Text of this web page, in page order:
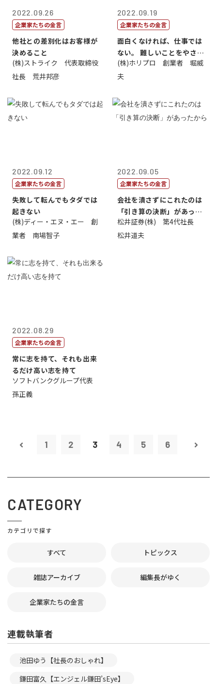
2022.09.26
企業家たちの金言
他社との差別化はお客様が
決めること
(株)ストライク 代表取締役
社長 荒井邦彦
2022.09.19
企業家たちの金言
面白くなければ、仕事では
ない。 難しいことをやさし
く。やさし...
(株)ホリプロ 創業者 堀威
夫
2022.09.12
企業家たちの金言
失敗して転んでもタダでは
起きない
(株)ディー・エヌ・エー 創
業者 南場智子
2022.09.05
企業家たちの金言
会社を潰さずにこれたのは
「引き算の決断」があった
から
松井証券(株) 第4代社長
松井道夫
2022.08.29
企業家たちの金言
常に志を持て、それも出来
るだけ高い志を持て
ソフトバンクグループ代表
孫正義
1 2 3 4 5 6
CATEGORY
カテゴリで探す
すべて トピックス
雑誌アーカイブ 編集長がゆく
企業家たちの金言
連載執筆者
池田ゆう【社長のおしゃれ】
鎌田富久【エンジェル鎌田’sEye】